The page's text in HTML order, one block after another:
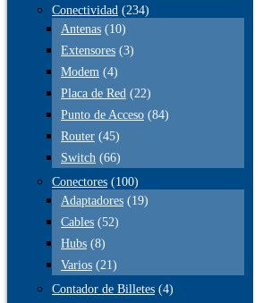
Conectividad (234)
Antenas (10)
Extensores (3)
Modem (4)
Placa de Red (22)
Punto de Acceso (84)
Router (45)
Switch (66)
Conectores (100)
Adaptadores (19)
Cables (52)
Hubs (8)
Varios (21)
Contador de Billetes (4)